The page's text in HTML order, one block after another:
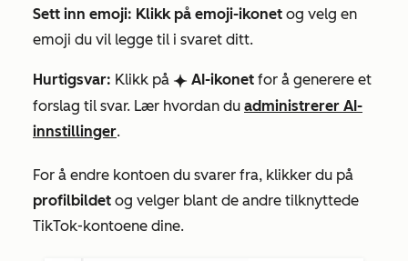
Sett inn emoji: Klikk på emoji-ikonet og velg en
emoji du vil legge til i svaret ditt.
Hurtigsvar: Klikk på breezeSingleStar AI-ikonet for å generere et
forslag til svar. Lær hvordan du administrerer AI-
innstillinger.
For å endre kontoen du svarer fra, klikker du på
profilbildet og velger blant de andre tilknyttede
TikTok-kontoene dine.